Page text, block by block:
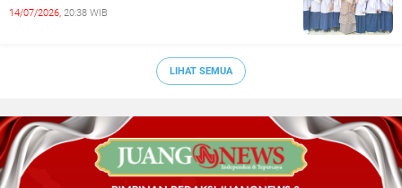
14/07/2026, 20:38 WIB
LIHAT SEMUA